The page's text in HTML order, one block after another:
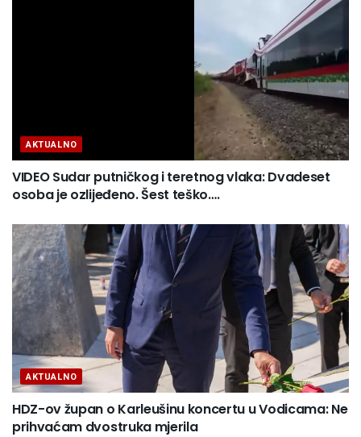
AKTUALNO
VIDEO Sudar putničkog i teretnog vlaka: Dvadeset
osoba je ozlijeđeno. Šest teško….
AKTUALNO
HDZ-ov župan o Karleušinu koncertu u Vodicama: Ne
prihvaćam dvostruka mjerila